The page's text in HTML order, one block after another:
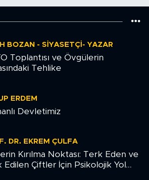
BOZAN - SIYASETÇI- YAZAR
Toplantısı ve Övgülerin
Tehlike
ERDEM
Devletimiz
DR. EKREM ÇULFA
Kırılma Noktası: Terk Eden ve
Edilen Çiftler İçin Psikolojik Yol